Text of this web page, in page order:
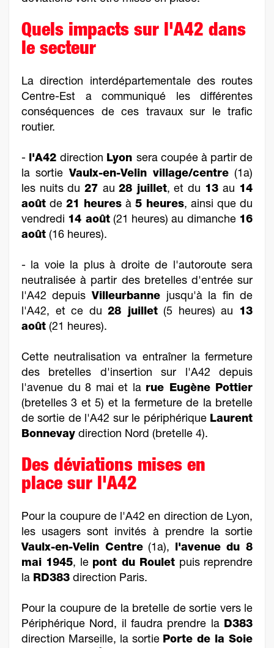
Quels impacts sur l'A42 dans
le secteur
La direction interdépartementale des routes
Centre-Est a communiqué les différentes
conséquences de ces travaux sur le trafic
routier.
- l'A42direction Lyon sera coupée à partir de
la sortie Vaulx-en-Velin village/centre(1a)
les nuits du 27 au28 juillet, et du 13au 14
août de 21 heures à 5 heures, ainsi que du
vendredi 14 août(21 heures) au dimanche 16
août (16 heures).
- la voie la plus à droite de l'autoroute sera
neutralisée à partir des bretelles d'entrée sur
l'A42 depuis Villeurbanne jusqu'à la fin de
l'A42, et ce du28 juillet(5 heures) au 13
août (21 heures).
Cette neutralisation va entraîner la fermeture
des bretelles d'insertion sur l'A42 depuis
l'avenue du 8 mai et la rue Eugène Pottier
(bretelles 3 et 5) et la fermeture de la bretelle
de sortie de l'A42 sur le périphérique Laurent
Bonnevay direction Nord (bretelle 4).
Des déviations mises en
place sur l'A42
Pour la coupure de l'A42 en direction de Lyon,
les usagers sont invités à prendre la sortie
Vaulx-en-Velin Centre(1a), l'avenue du 8
mai 1945, le pont du Roulet puis reprendre
la RD383 direction Paris.
Pour la coupure de la bretelle de sortie vers le
Périphérique Nord, il faudra prendre la D383
direction Marseille, la sortie Porte de la Soie